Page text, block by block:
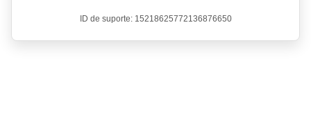
ID de suporte: 15218625772136876650